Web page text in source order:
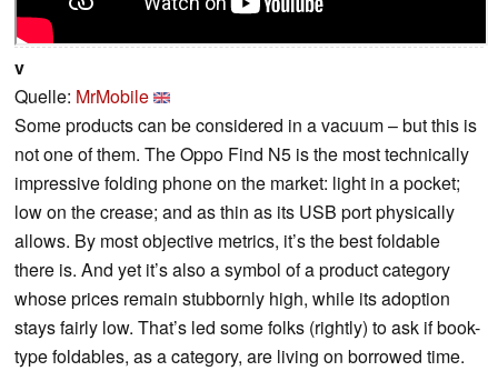
v
Quelle: MrMobile
Some products can be considered in a vacuum – but this is
not one of them. The Oppo Find N5 is the most technically
impressive folding phone on the market: light in a pocket;
low on the crease; and as thin as its USB port physically
allows. By most objective metrics, it’s the best foldable
there is. And yet it’s also a symbol of a product category
whose prices remain stubbornly high, while its adoption
stays fairly low. That’s led some folks (rightly) to ask if book-
type foldables, as a category, are living on borrowed time.